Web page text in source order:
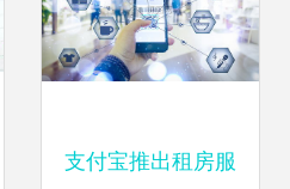
支付宝推出租房服